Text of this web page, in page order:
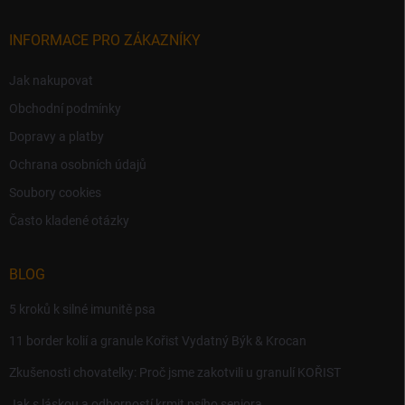
INFORMACE PRO ZÁKAZNÍKY
Jak nakupovat
Obchodní podmínky
Dopravy a platby
Ochrana osobních údajů
Soubory cookies
Často kladené otázky
BLOG
5 kroků k silné imunitě psa
11 border kolií a granule Kořist Vydatný Býk & Krocan
Zkušenosti chovatelky: Proč jsme zakotvili u granulí KOŘIST